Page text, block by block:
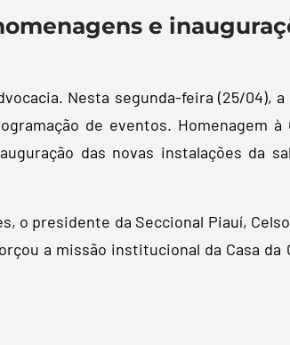
e
Nesta segunda-feira (25/04),
de eventos. Homenagem à
das novas instalações da
o presidente da Seccional Piauí,
a missão institucional da Casa